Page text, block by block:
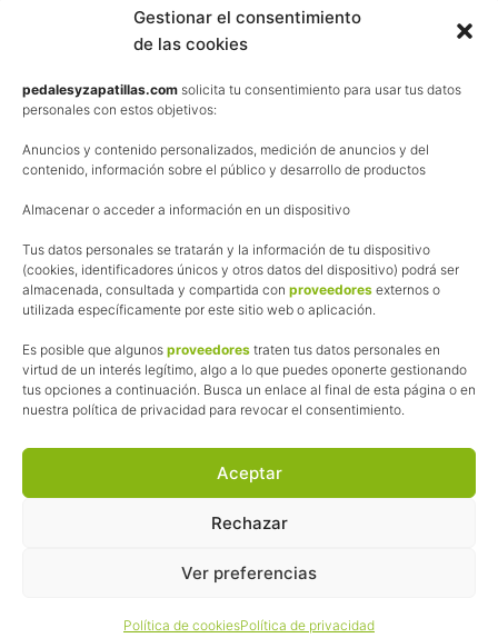
Gestionar el consentimiento
de las cookies
pedalesyzapatillas.com solicita tu consentimiento para usar tus datos
personales con estos objetivos:
Anuncios y contenido personalizados, medición de anuncios y del
contenido, información sobre el público y desarrollo de productos
Almacenar o acceder a información en un dispositivo
Tus datos personales se tratarán y la información de tu dispositivo
(cookies, identificadores únicos y otros datos del dispositivo) podrá ser
almacenada, consultada y compartida con proveedores externos o
utilizada específicamente por este sitio web o aplicación.
Es posible que algunos proveedores traten tus datos personales en
virtud de un interés legítimo, algo a lo que puedes oponerte gestionando
tus opciones a continuación. Busca un enlace al final de esta página o en
nuestra política de privacidad para revocar el consentimiento.
Aceptar
Rechazar
Ver preferencias
Política de cookiesPolítica de privacidad
Términos y condiciones de venta
Política de privacidad
Política de cookies
Afiliación
La web de Pedalesyzapatillas utiliza programas de afiliación.
¿Qué significa esto?
Cuando recomiendo algún producto, pongo enlaces a tiendas
online que utilizo y, por cada compra que realizas, me llevo
una comisión sin que a ti te cueste más dinero.
Esas comisiones me permiten seguir manteniendo esta web,
las inscripciones a muchas de las marchas para después
Siempre escribo sobre productos y tiendas que he probado